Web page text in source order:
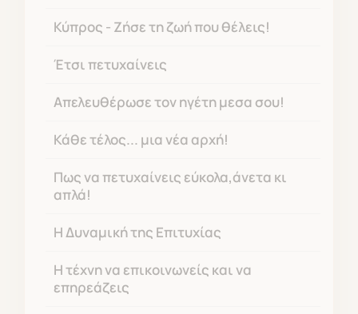
Κύπρος - Ζήσε τη ζωή που θέλεις!
Έτσι πετυχαίνεις
Απελευθέρωσε τον ηγέτη μεσα σου!
Κάθε τέλος... μια νέα αρχή!
Πως να πετυχαίνεις εύκολα,άνετα κι
απλά!
Η Δυναμική της Επιτυχίας
Η τέχνη να επικοινωνείς και να
επηρεάζεις